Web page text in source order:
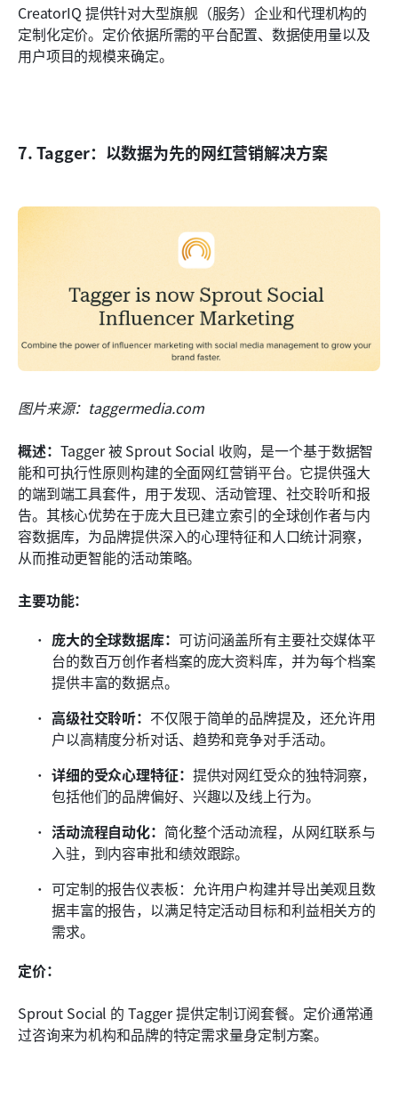
CreatorIQ 提供针对大型旗舰（服务）企业和代理机构的
定制化定价。定价依据所需的平台配置、数据使用量以及
用户项目的规模来确定。
7. Tagger：以数据为先的网红营销解决方案
图片来源：taggermedia.com
概述： Tagger 被 Sprout Social 收购，是一个基于数据智
能和可执行性原则构建的全面网红营销平台。它提供强大
的端到端工具套件，用于发现、活动管理、社交聆听和报
告。其核心优势在于庞大且已建立索引的全球创作者与内
容数据库，为品牌提供深入的心理特征和人口统计洞察，
从而推动更智能的活动策略。
主要功能：
庞大的全球数据库： 可访问涵盖所有主要社交媒体平
台的数百万创作者档案的庞大资料库，并为每个档案
提供丰富的数据点。
高级社交聆听： 不仅限于简单的品牌提及，还允许用
户以高精度分析对话、趋势和竞争对手活动。
详细的受众心理特征： 提供对网红受众的独特洞察，
包括他们的品牌偏好、兴趣以及线上行为。
活动流程自动化： 简化整个活动流程，从网红联系与
入驻，到内容审批和绩效跟踪。
可定制的报告仪表板：允许用户构建并导出美观且数
据丰富的报告，以满足特定活动目标和利益相关方的
需求。
定价：
Sprout Social 的 Tagger 提供定制订阅套餐。定价通常通
过咨询来为机构和品牌的特定需求量身定制方案。